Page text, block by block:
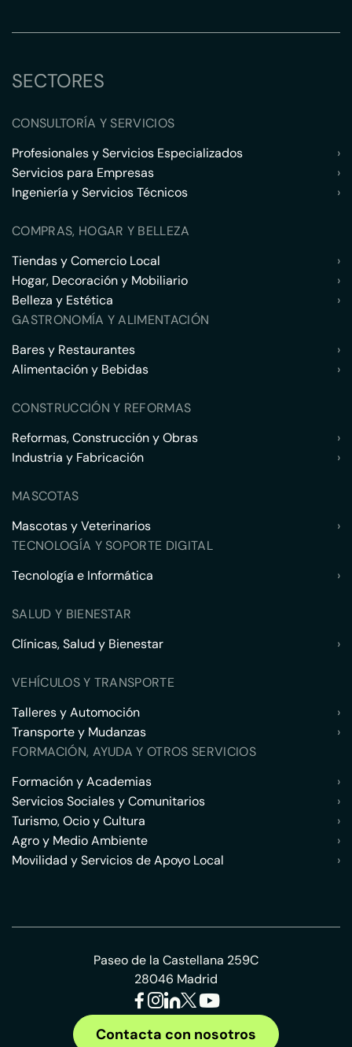
SECTORES
CONSULTORÍA Y SERVICIOS
Profesionales y Servicios Especializados
›
Servicios para Empresas
›
Ingeniería y Servicios Técnicos
›
COMPRAS, HOGAR Y BELLEZA
Tiendas y Comercio Local
›
Hogar, Decoración y Mobiliario
›
Belleza y Estética
›
GASTRONOMÍA Y ALIMENTACIÓN
Bares y Restaurantes
›
Alimentación y Bebidas
›
CONSTRUCCIÓN Y REFORMAS
Reformas, Construcción y Obras
›
Industria y Fabricación
›
MASCOTAS
Mascotas y Veterinarios
›
TECNOLOGÍA Y SOPORTE DIGITAL
Tecnología e Informática
›
SALUD Y BIENESTAR
Clínicas, Salud y Bienestar
›
VEHÍCULOS Y TRANSPORTE
Talleres y Automoción
›
Transporte y Mudanzas
›
FORMACIÓN, AYUDA Y OTROS SERVICIOS
Formación y Academias
›
Servicios Sociales y Comunitarios
›
Turismo, Ocio y Cultura
›
Agro y Medio Ambiente
›
Movilidad y Servicios de Apoyo Local
›
Paseo de la Castellana 259C
28046 Madrid
Contacta con nosotros